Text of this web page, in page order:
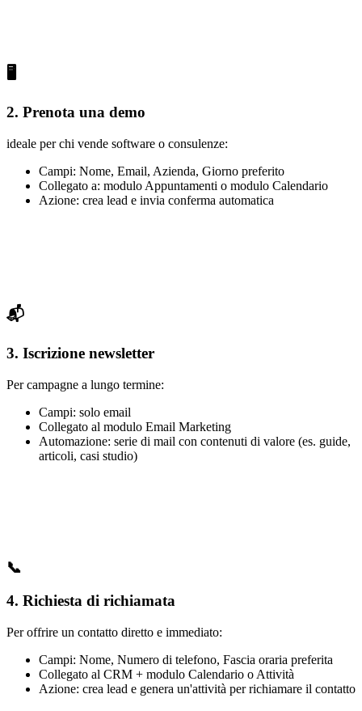
🖥
2. Prenota una demo
ideale per chi vende software o consulenze:
Campi: Nome, Email, Azienda, Giorno preferito
Collegato a: modulo Appuntamenti o modulo Calendario
Azione: crea lead e invia conferma automatica
📬
3. Iscrizione newsletter
Per campagne a lungo termine:
Campi: solo email
Collegato al modulo Email Marketing
Automazione: serie di mail con contenuti di valore (es. guide,
articoli, casi studio)
📞
4. Richiesta di richiamata
Per offrire un contatto diretto e immediato:
Campi: Nome, Numero di telefono, Fascia oraria preferita
Collegato al CRM + modulo Calendario o Attività
Azione: crea lead e genera un'attività per richiamare il contatto